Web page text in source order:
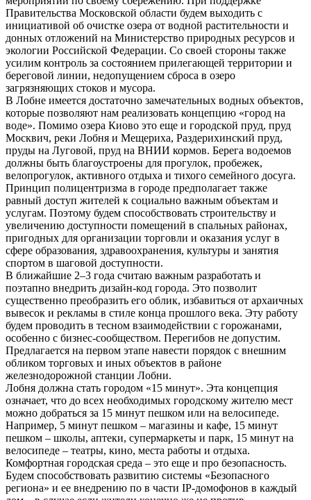
Правительства Московской области будем выходить с
инициативой об очистке озера от водной растительности и
донных отложений на Министерство природных ресурсов и
экологии Российской Федерации. Со своей стороны также
усилим контроль за состоянием прилегающей территории и
береговой линии, недопущением сброса в озеро
загрязняющих стоков и мусора.
В Лобне имеется достаточно замечательных водных объектов,
которые позволяют нам реализовать концепцию «город на
воде». Помимо озера Киово это еще и городской пруд, пруд
Москвич, реки Лобня и Мещериха, Раздерихинский пруд,
пруды на Луговой, пруд на ВНИИ кормов. Берега водоемов
должны быть благоустроены для прогулок, пробежек,
велопрогулок, активного отдыха и тихого семейного досуга.
Принцип полицентризма в городе предполагает также
равный доступ жителей к социально важным объектам и
услугам. Поэтому будем способствовать строительству и
увеличению доступности помещений в спальных районах,
пригодных для организации торговли и оказания услуг в
сфере образования, здравоохранения, культуры и занятия
спортом в шаговой доступности.
В ближайшие 2–3 года считаю важным разработать и
поэтапно внедрить дизайн-код города. Это позволит
существенно преобразить его облик, избавиться от архаичных
вывесок и рекламы в стиле конца прошлого века. Эту работу
будем проводить в тесном взаимодействии с горожанами,
особенно с бизнес-сообществом. Перегибов не допустим.
Предлагается на первом этапе навести порядок с внешним
обликом торговых и иных объектов в районе
железнодорожной станции Лобни.
Лобня должна стать городом «15 минут». Эта концепция
означает, что до всех необходимых городскому жителю мест
можно добраться за 15 минут пешком или на велосипеде.
Например, 5 минут пешком – магазины и кафе, 15 минут
пешком – школы, аптеки, супермаркеты и парк, 15 минут на
велосипеде – театры, кино, места работы и отдыха.
Комфортная городская среда – это еще и про безопасность.
Будем способствовать развитию системы «Безопасного
региона» и ее внедрению по в части IP-домофонов в каждый